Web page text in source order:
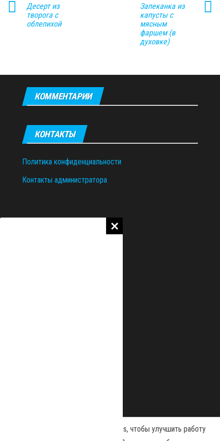
Десерт из
творога с
облепихой
Запеканка из
капусты с
мясным
фаршем (в
духовке)
КОММЕНТАРИИ
КОНТАКТЫ
Политика конфиденциальности
Контакты администратора
Наш сайт использует файлы cookies, чтобы улучшить работу